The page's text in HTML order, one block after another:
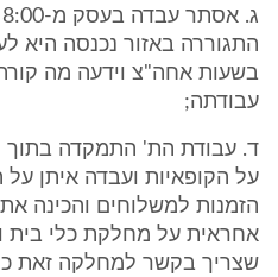
התגוררה באזור נכנסה היא
בשעות אחה"צ וידעה מה
עבודתה;
ד. עבודת הת' התמקדה בתוך
על הקופאיות ועבדה איתן
הזמנות למשלוחים והכינה
אחראית על מחלקת כלי בית
שצריך בקשר למחלקה זאת